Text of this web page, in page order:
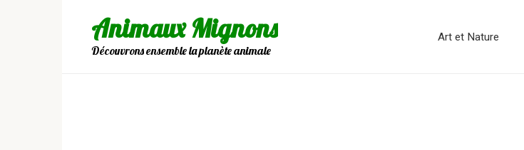
Animaux Mignons
Découvrons ensemble la planète animale
Art et Nature